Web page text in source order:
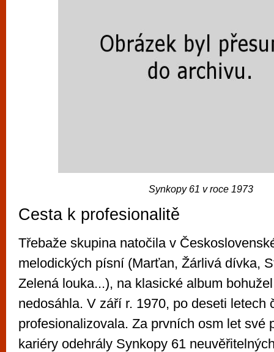
Synkopy 61 v roce 1973
Cesta k profesionalitě
Třebaže skupina natočila v
melodických písní (Marťan, Žárlivá dívka,
Zelená louka...), na klasické album
nedosáhla. V září r. 1970, po deseti letech
profesionalizovala. Za prvních osm let své
kariéry odehrály Synkopy 61